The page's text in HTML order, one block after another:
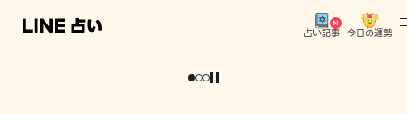
占い記事 今日の運勢
どうせなら
。